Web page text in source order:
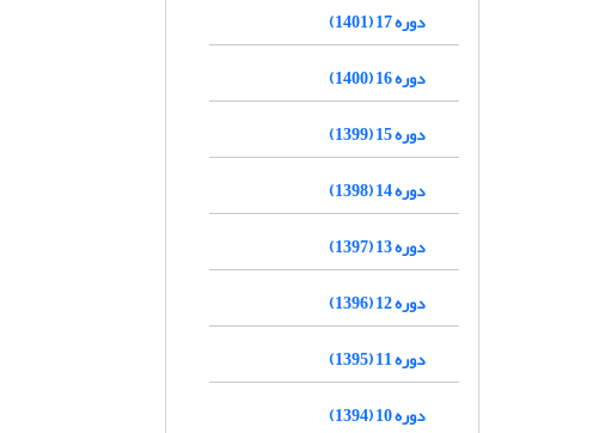
دوره 17 (1401)
دوره 16 (1400)
دوره 15 (1399)
دوره 14 (1398)
دوره 13 (1397)
دوره 12 (1396)
دوره 11 (1395)
دوره 10 (1394)